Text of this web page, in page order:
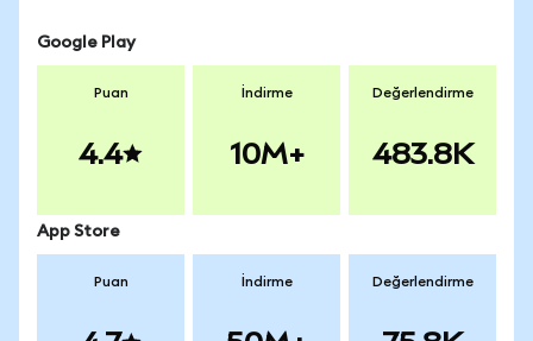
Google Play
Puan
4.4
İndirme
10M+
Değerlendirme
483.8K
App Store
Puan İndirme Değerlendirme